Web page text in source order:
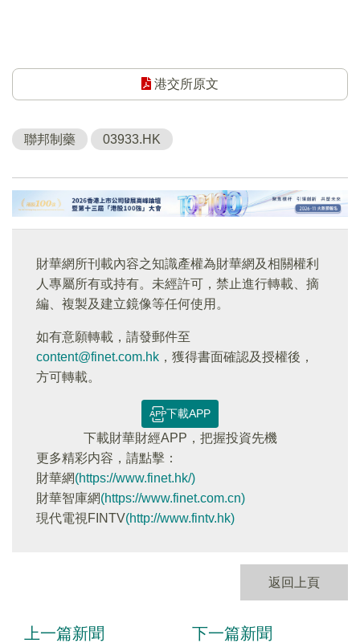
港交所原文
聯邦制藥 03933.HK
財華網所刊載內容之知識產權為財華網及相關權利
人專屬所有或持有。未經許可，禁止進行轉載、摘
編、複製及建立鏡像等任何使用。
如有意願轉載，請發郵件至
content@finet.com.hk ，獲得書面確認及授權後，
方可轉載。
下載APP
下載財華財經APP，把握投資先機
更多精彩内容，請點擊：
財華網(https://www.finet.hk/)
財華智庫網(https://www.finet.com.cn)
現代電視FINTV(http://www.fintv.hk)
返回上頁
上一篇新聞 下一篇新聞